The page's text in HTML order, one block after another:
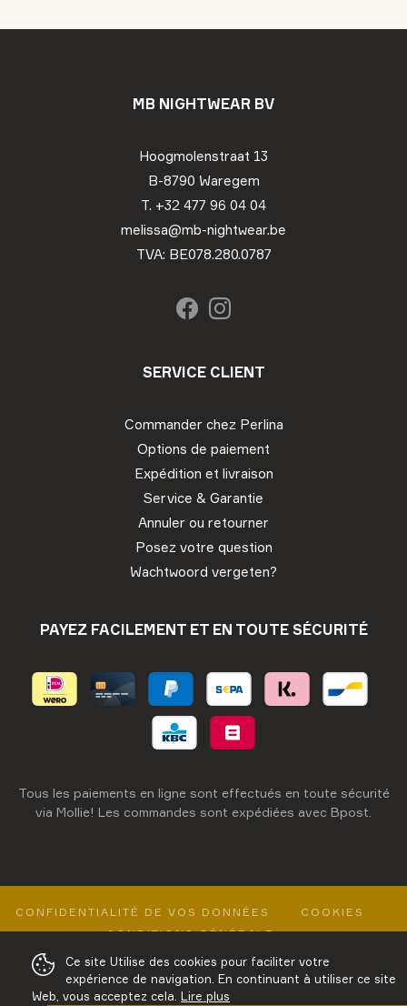
MB NIGHTWEAR BV
Hoogmolenstraat 13
B-8790 Waregem
T. +32 477 96 04 04
melissa@mb-nightwear.be
TVA: BE078.280.0787
SERVICE CLIENT
Commander chez Perlina
Options de paiement
Expédition et livraison
Service & Garantie
Annuler ou retourner
Posez votre question
Wachtwoord vergeten?
PAYEZ FACILEMENT ET EN TOUTE SÉCURITÉ
Tous les paiements en ligne sont effectués en toute sécurité
via Mollie! Les commandes sont expédiées avec Bpost.
CONFIDENTIALITÉ DE VOS DONNÉES
COOKIES
CONDITIONS GÉNÉRALE
WEBSITE MADE IN NIGHTWEAR BY VCO
Ce site Utilise des cookies pour faciliter votre
expérience de navigation. En continuant à utiliser ce site
Web, vous acceptez cela. Lire plus